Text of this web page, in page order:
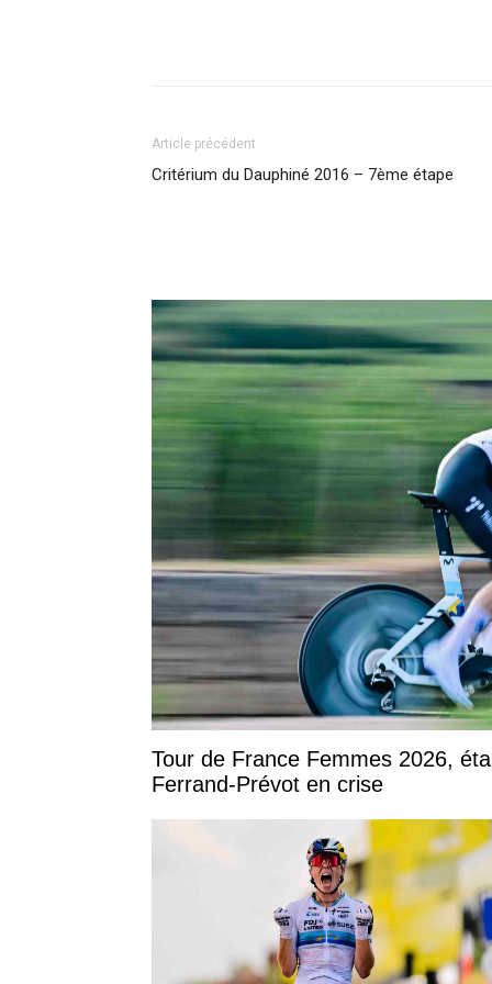
Article précédent
Critérium du Dauphiné 2016 – 7ème étape
Tour de France Femmes 2026,
Ferrand-Prévot en crise